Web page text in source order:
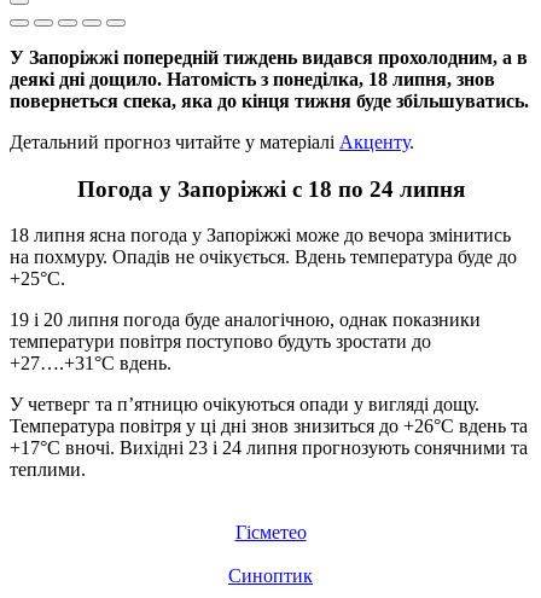
У Запоріжжі попередній тиждень видався прохолодним, а в
деякі дні дощило. Натомість з понеділка, 18 липня, знов
повернеться спека, яка до кінця тижня буде збільшуватись.
Детальний прогноз читайте у матеріалі Акценту.
Погода у Запоріжжі с 18 по 24 липня
18 липня ясна погода у Запоріжжі може до вечора змінитись
на похмуру. Опадів не очікується. Вдень температура буде до
+25°C.
19 і 20 липня погода буде аналогічною, однак показники
температури повітря поступово будуть зростати до
+27….+31°C вдень.
У четверг та п’ятницю очікуються опади у вигляді дощу.
Температура повітря у ці дні знов знизиться до +26°C вдень та
+17°C вночі. Вихідні 23 і 24 липня прогнозують сонячними та
теплими.
Гісметео
Синоптик